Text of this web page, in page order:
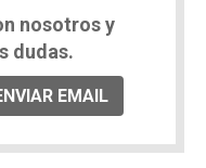
nosotros y
dudas.
EMAIL